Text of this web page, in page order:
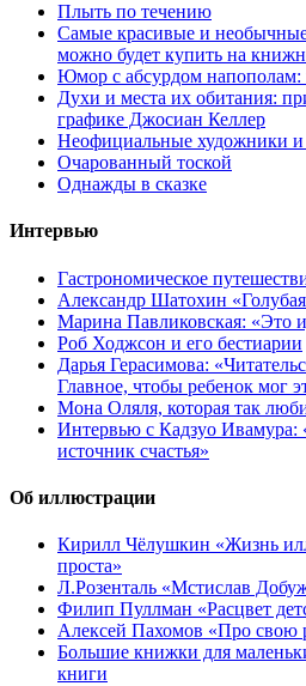
Плыть по течению
Самые красивые и
можно будет купить на
Юмор с абсурдом
Духи и места их обитания:
графике Джосиан Келлер
Неофициальные художники
Очарованный тоской
Однажды в сказке
Интервью
Гастрономическое
Александр Шатохин
Марина Павликовская: «Это
Роб Ходжсон и его бестиарии
Дарья Герасимова:
Главное, чтобы ребенок мог
Мона Оляля, которая так
Интервью с Кадзуо Ивамура:
источник счастья»
Об иллюстрации
Кирилл Чёлушкин «Жизнь
проста»
Л.Розенталь «Мстислав
Филип Пуллман «Расцвет
Алексей Пахомов «Про свою
Большие книжки для
книги